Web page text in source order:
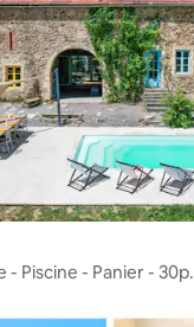
- Piscine - Panier - 30p.